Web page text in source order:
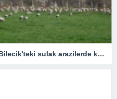
Baharı müjdeleyen leylekler Bilecik'teki sulak arazilerde konakladı